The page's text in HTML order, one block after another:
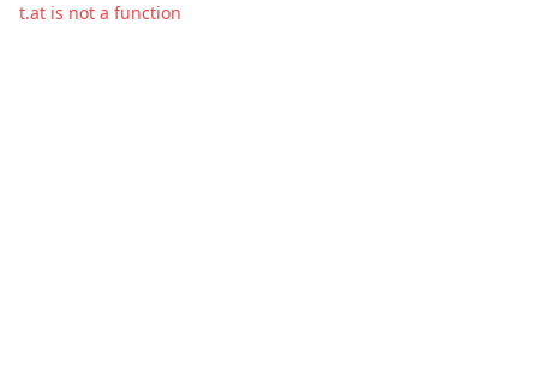
t.at is not a function